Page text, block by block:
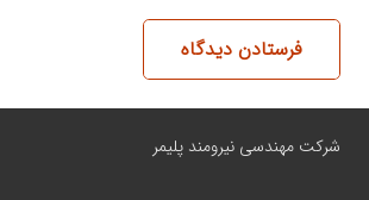
فرستادن دیدگاه
شرکت مهندسی نیرومند پلیمر